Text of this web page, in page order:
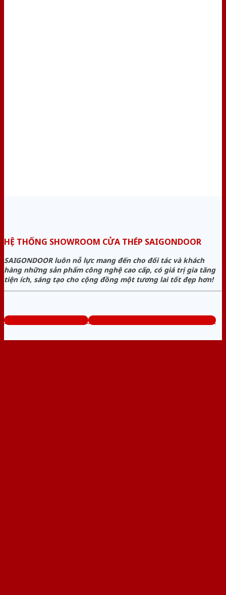
HỆ THỐNG SHOWROOM CỬA THÉP SAIGONDOOR
SAIGONDOOR luôn nỗ lực mang đến cho đối tác và khách
hàng những sản phẩm công nghệ cao cấp, có giá trị gia tăng
tiện ích, sáng tạo cho cộng đồng một tương lai tốt đẹp hơn!
www.baogiacuathep.com Tổng đài tư vấn miễn phí: 0824.400.400